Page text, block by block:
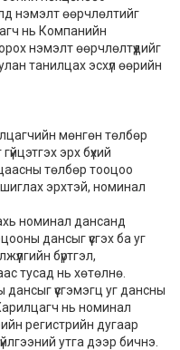
нэмэлт өөрчлөлтийг
нь Компанийн
нэмэлт өөрчлөлтүүдийг
танилцах эсхүл өөрийн
мөнгөн төлбөр
эрх бүхий
цаасны төлбөр тооцоо
эрхтэй, номинал
номинал дансанд
дансыг үүсгэх ба уг
бүртгэл,
тусад нь хөтөлнө.
үүсгэмэгц уг дансны
нь номинал
регистрийн дугаар
утга дээр бичнэ.